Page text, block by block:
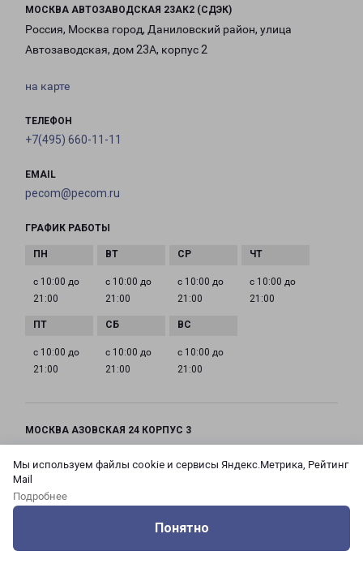
Мы используем файлы cookie и сервисы Яндекс.Метрика, Рейтинг
Mail
Подробнее
Понятно
МОСКВА АВТОЗАВОДСКАЯ 23АК2 (СДЭК)
Россия, Москва город, Даниловский район, улица
Автозаводская, дом 23А, корпус 2
на карте
ТЕЛЕФОН
+7(495) 660-11-11
EMAIL
pecom@pecom.ru
ГРАФИК РАБОТЫ
с 10:00 до
21:00
с 10:00 до
21:00
с 10:00 до
21:00
с 10:00 до
21:00
с 10:00 до
21:00
с 10:00 до
21:00
с 10:00 до
21:00
МОСКВА АЗОВСКАЯ 24 КОРПУС 3
Азовская, дом 24, корпус 3
на карте